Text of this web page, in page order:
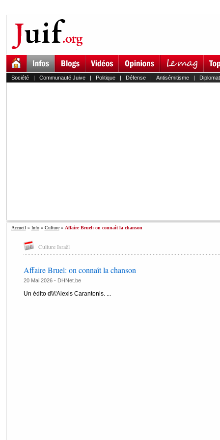
Société| Communauté Juive| Politique| Défense| Antisémitisme|
Accueil » Info» Culture» Affaire Bruel: on connaît la chanson
Culture Israël
Affaire Bruel: on connaît la chanson
20 Mai 2026 - DHNet.be
Un édito d\\\'Alexis Carantonis. ...